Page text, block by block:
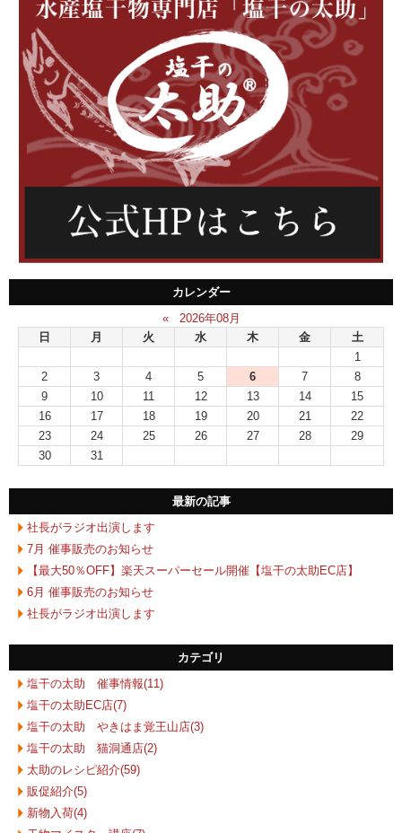
カレンダー
«
2026年08月
日
月 火 水 木 金
土
1
2
3 4 5 6 7
8
9
10 11 12 13 14
15
16
17 18 19 20 21
22
23
24 25 26 27 28
29
30
31
最新の記事
社長がラジオ出演します
7月 催事販売のお知らせ
【最大50％OFF】楽天スーパーセール開催【塩干の太助EC店】
6月 催事販売のお知らせ
社長がラジオ出演します
カテゴリ
塩干の太助 催事情報(11)
塩干の太助EC店(7)
塩干の太助 やきはま覚王山店(3)
塩干の太助 猫洞通店(2)
太助のレシピ紹介(59)
販促紹介(5)
新物入荷(4)